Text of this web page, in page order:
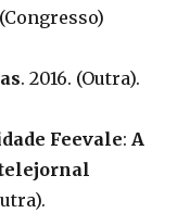
. 2016. (Outra).
Feevale:A